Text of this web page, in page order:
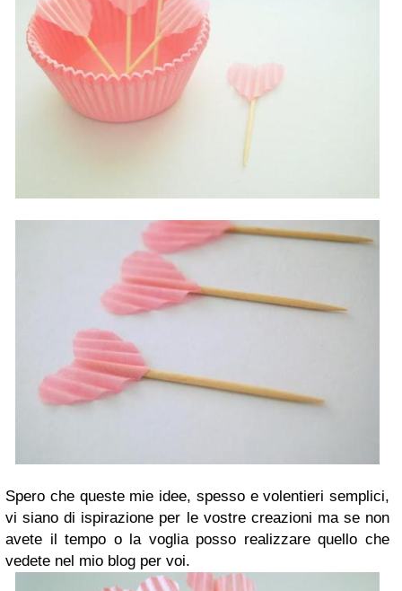
Spero che queste mie idee, spesso e volentieri semplici,
vi siano di ispirazione per le vostre creazioni ma se non
avete il tempo o la voglia posso realizzare quello che
vedete nel mio blog per voi.